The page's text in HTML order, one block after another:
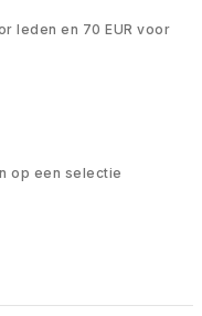
leden en 70 EUR voor
op een selectie